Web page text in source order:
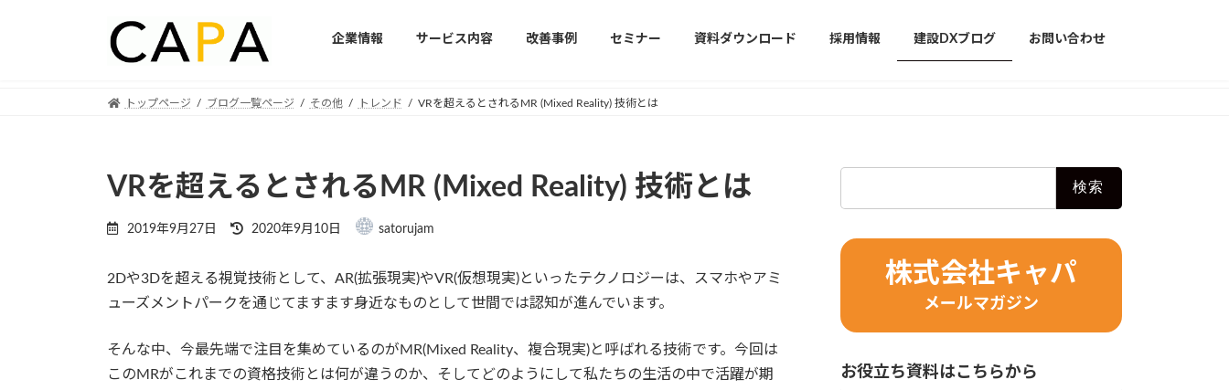
企業情報 サービス内容 改善事例 セミナー 資料ダウンロード 採用情報 建設DXブログ お問い合わせ
トップページ ブログ一覧ページ その他 トレンド VRを超えるとされるMR (Mixed Reality) 技術とは
VRを超えるとされるMR (Mixed Reality) 技術とは
2019年9月27日
Last
updated
2020年9月10日 satorujam
2Dや3Dを超える視覚技術として、AR(拡張現実)やVR(仮想現実)といったテクノロジーは、スマホやアミ
ューズメントパークを通じてますます身近なものとして世間では認知が進んでいます。
そんな中、今最先端で注目を集めているのがMR(Mixed Reality、複合現実)と呼ばれる技術です。今回は
このMRがこれまでの資格技術とは何が違うのか、そしてどのようにして私たちの生活の中で活躍が期
株式会社キャパ
メールマガジン
お役立ち資料はこちらから